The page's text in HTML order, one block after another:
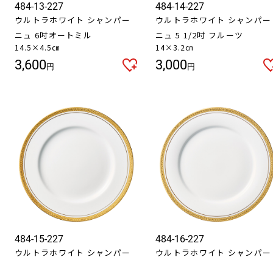
484-13-227
ウルトラホワイト シャンパー
ニュ 6吋オートミル
14.5×4.5㎝
3,600円
484-14-227
ウルトラホワイト シャンパー
ニュ 5 1/2吋 フルーツ
14×3.2㎝
3,000円
484-15-227
ウルトラホワイト シャンパー
484-16-227
ウルトラホワイト シャンパー